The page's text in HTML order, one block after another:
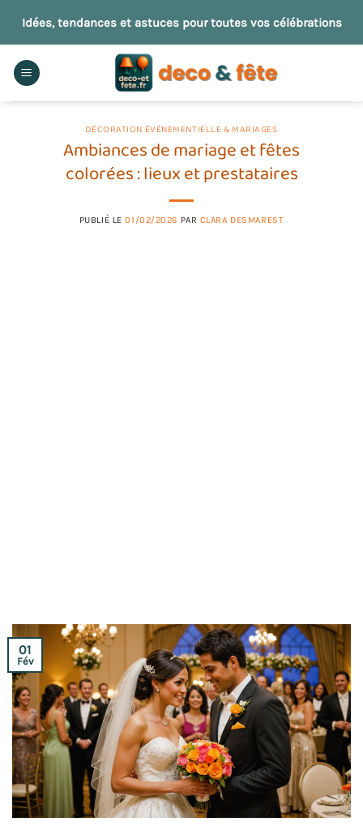
contenu
Idées, tendances et astuces pour toutes vos célébrations
DÉCORATION ÉVÉNEMENTIELLE & MARIAGES
Ambiances de mariage et fêtes
colorées : lieux et prestataires
PUBLIÉ LE01/02/2026 PAR CLARA DESMAREST
01
Fév